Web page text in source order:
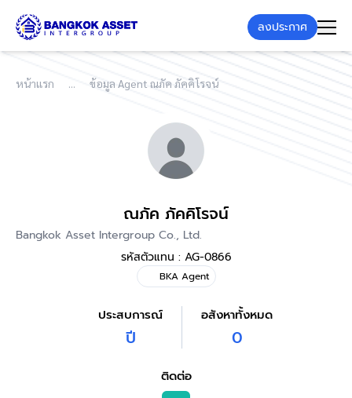
ลงประกาศ
หน้าแรก ข้อมูล Agent ณภัค ภัคคิโรจน์
ณภัค ภัคคิโรจน์
Bangkok Asset Intergroup Co., Ltd.
รหัสตัวแทน : AG-0866
BKA Agent
ประสบการณ์
ปี
อสังหาทั้งหมด
0
ติดต่อ